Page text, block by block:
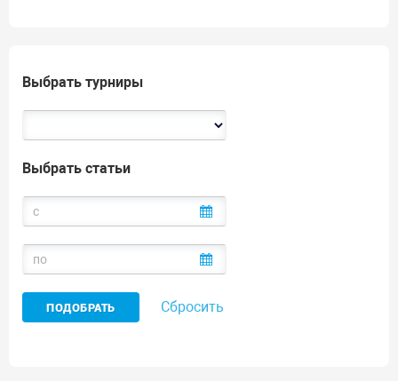
Выбрать турниры
Выбрать статьи
Сбросить